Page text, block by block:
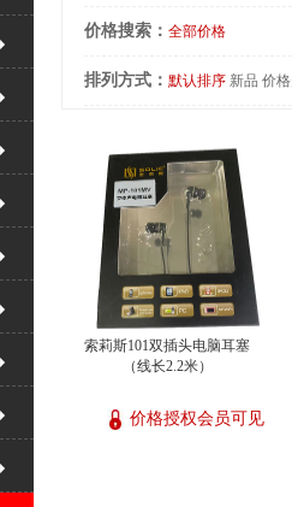
价格搜索： 全部价格
排列方式： 默认排序 新品 价
索莉斯101双插头电脑耳塞
（线长2.2米）
价格授权会员可见